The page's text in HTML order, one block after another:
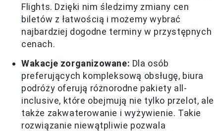
Flights. Dzięki nim śledzimy zmiany cen
biletów z łatwością i możemy wybrać
najbardziej dogodne terminy w przystępnych
cenach.
Wakacje zorganizowane: Dla osób
preferujących kompleksową obsługę, biura
podróży oferują różnorodne pakiety all-
inclusive, które obejmują nie tylko przelot, ale
także zakwaterowanie i wyżywienie. Takie
rozwiązanie niewątpliwie pozwala